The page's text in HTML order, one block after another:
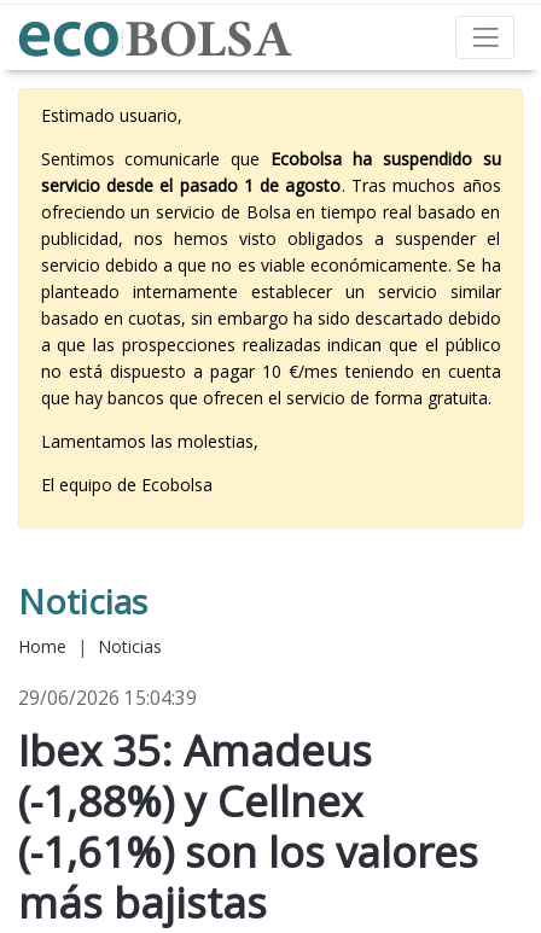
Estimado usuario,
Sentimos comunicarle que Ecobolsa ha suspendido su
servicio desde el pasado 1 de agosto. Tras muchos años
ofreciendo un servicio de Bolsa en tiempo real basado en
publicidad, nos hemos visto obligados a suspender el
servicio debido a que no es viable económicamente. Se ha
planteado internamente establecer un servicio similar
basado en cuotas, sin embargo ha sido descartado debido
a que las prospecciones realizadas indican que el público
no está dispuesto a pagar 10 €/mes teniendo en cuenta
que hay bancos que ofrecen el servicio de forma gratuita.
Lamentamos las molestias,
El equipo de Ecobolsa
Noticias
Home | Noticias
29/06/2026 15:04:39
Ibex 35: Amadeus
(-1,88%) y Cellnex
(-1,61%) son los valores
más bajistas